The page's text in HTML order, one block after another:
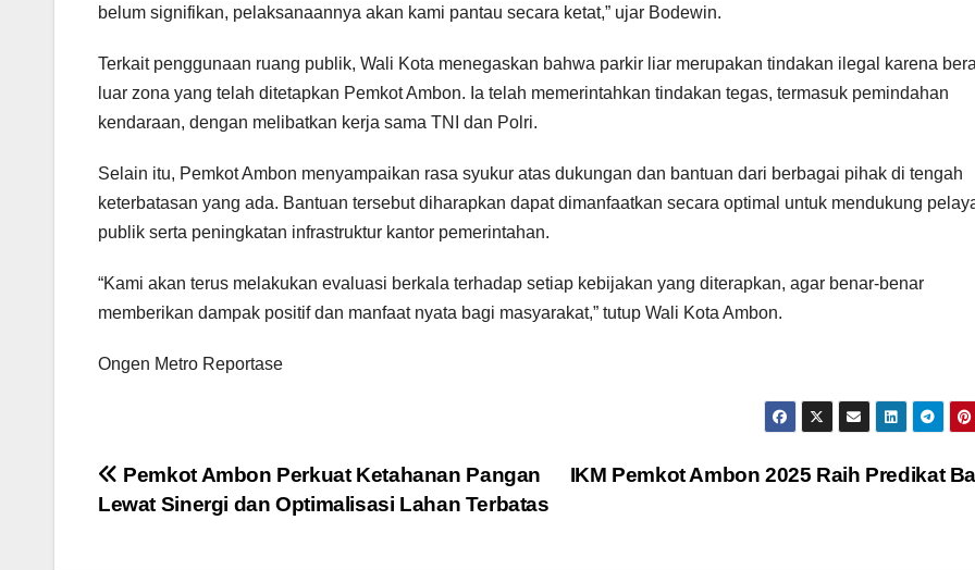
belum signifikan, pelaksanaannya akan kami pantau secara ketat,” ujar Bodewin.
Terkait penggunaan ruang publik, Wali Kota menegaskan bahwa parkir liar merupakan tindakan ilegal karena
luar zona yang telah ditetapkan Pemkot Ambon. Ia telah memerintahkan tindakan tegas, termasuk pemindahan
kendaraan, dengan melibatkan kerja sama TNI dan Polri.
Selain itu, Pemkot Ambon menyampaikan rasa syukur atas dukungan dan bantuan dari berbagai pihak di tengah
keterbatasan yang ada. Bantuan tersebut diharapkan dapat dimanfaatkan secara optimal untuk mendukung
publik serta peningkatan infrastruktur kantor pemerintahan.
“Kami akan terus melakukan evaluasi berkala terhadap setiap kebijakan yang diterapkan, agar benar-benar
memberikan dampak positif dan manfaat nyata bagi masyarakat,” tutup Wali Kota Ambon.
Ongen Metro Reportase
Navigasi
IKM Pemkot Ambon 2025 Raih Predikat
Pemkot Ambon Perkuat Ketahanan Pangan
Lewat Sinergi dan Optimalisasi Lahan Terbatas